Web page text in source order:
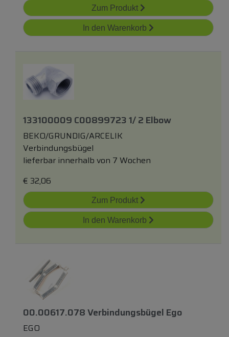
Zum Produkt
In den Warenkorb
133100009 C00899723 1/ 2 Elbow
BEKO/GRUNDIG/ARCELIK
Verbindungsbügel
lieferbar innerhalb von 7 Wochen
€ 32,06
Zum Produkt
In den Warenkorb
00.00617.078 Verbindungsbügel Ego
EGO